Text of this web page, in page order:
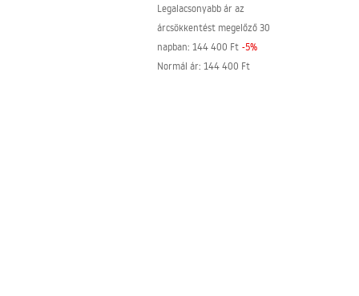
Legalacsonyabb ár az
árcsökkentést megelőző 30
napban: 144 400 Ft -5%
Normál ár: 144 400 Ft